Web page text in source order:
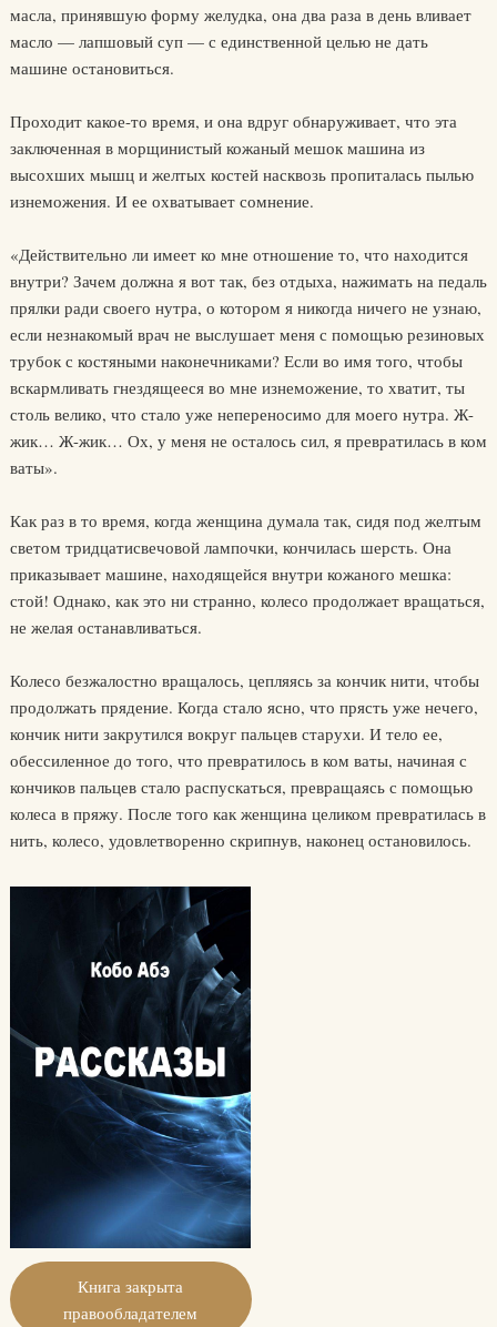
масла, принявшую форму желудка, она два раза в день вливает
масло — лапшовый суп — с единственной целью не дать
машине остановиться.
Проходит какое-то время, и она вдруг обнаруживает, что эта
заключенная в морщинистый кожаный мешок машина из
высохших мышц и желтых костей насквозь пропиталась пылью
изнеможения. И ее охватывает сомнение.
«Действительно ли имеет ко мне отношение то, что находится
внутри? Зачем должна я вот так, без отдыха, нажимать на педаль
прялки ради своего нутра, о котором я никогда ничего не узнаю,
если незнакомый врач не выслушает меня с помощью резиновых
трубок с костяными наконечниками? Если во имя того, чтобы
вскармливать гнездящееся во мне изнеможение, то хватит, ты
столь велико, что стало уже непереносимо для моего нутра. Ж-
жик… Ж-жик… Ох, у меня не осталось сил, я превратилась в ком
ваты».
Как раз в то время, когда женщина думала так, сидя под желтым
светом тридцатисвечовой лампочки, кончилась шерсть. Она
приказывает машине, находящейся внутри кожаного мешка:
стой! Однако, как это ни странно, колесо продолжает вращаться,
не желая останавливаться.
Колесо безжалостно вращалось, цепляясь за кончик нити, чтобы
продолжать прядение. Когда стало ясно, что прясть уже нечего,
кончик нити закрутился вокруг пальцев старухи. И тело ее,
обессиленное до того, что превратилось в ком ваты, начиная с
кончиков пальцев стало распускаться, превращаясь с помощью
колеса в пряжу. После того как женщина целиком превратилась в
нить, колесо, удовлетворенно скрипнув, наконец остановилось.
Книга закрыта
правообладателем